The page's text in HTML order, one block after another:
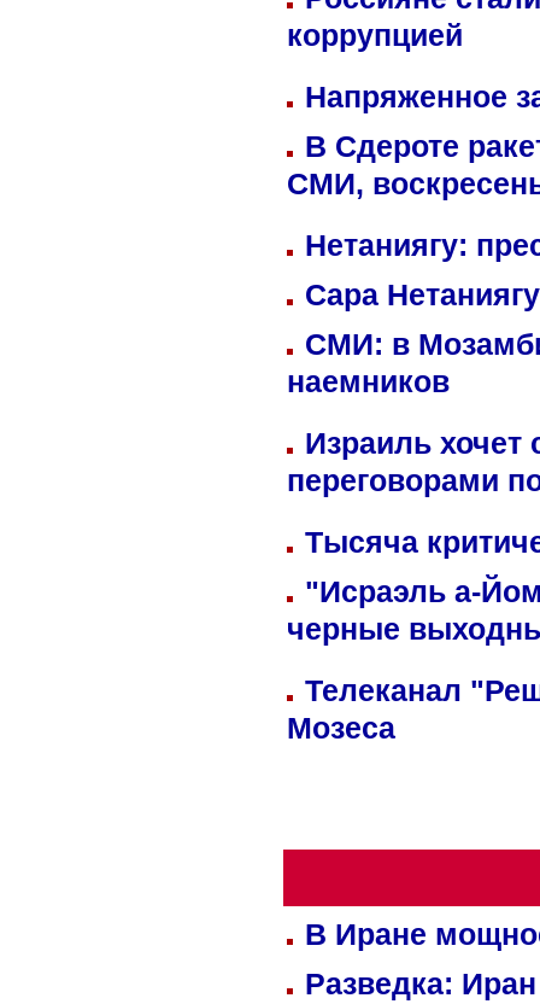
коррупцией
Напряженное
В Сдероте
СМИ,
Нетаниягу:
Сара
СМИ: в
наемников
Израиль хочет
переговорами
Тысяча
"Исраэль а-
черные
Телеканал
Мозеса
В Иране
Разведка: